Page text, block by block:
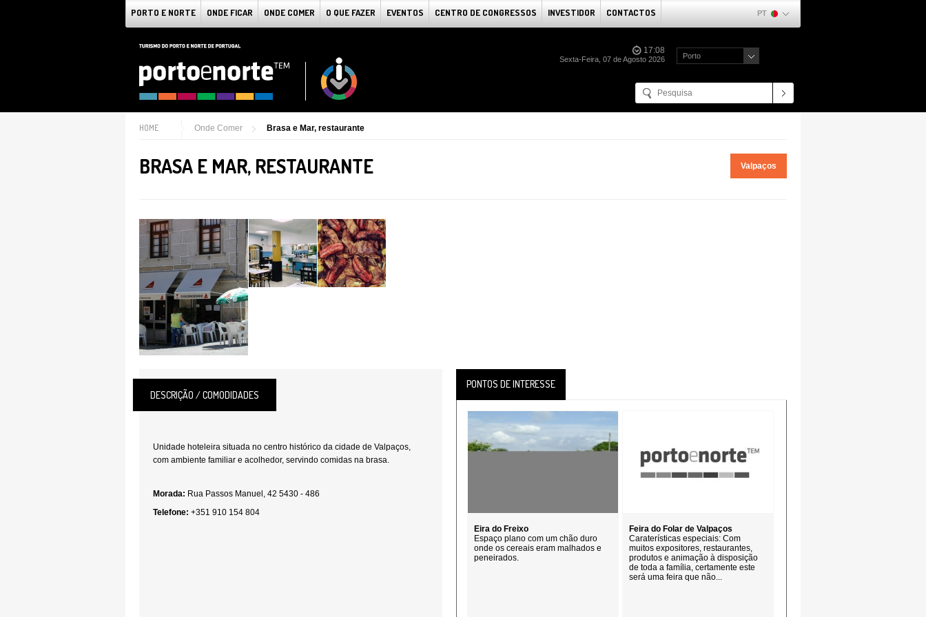
PORTO E NORTE ONDE FICAR ONDE COMER O QUE FAZER EVENTOS CENTRO DE CONGRESSOS INVESTIDOR CONTACTOS PT
17:08
Sexta-Feira, 07 de Agosto 2026 Porto
HOME Onde Comer Brasa e Mar, restaurante
BRASA E MAR, RESTAURANTE Valpaços
DESCRIÇÃO / COMODIDADES
Unidade hoteleira situada no centro histórico da cidade de Valpaços,
com ambiente familiar e acolhedor, servindo comidas na brasa.
Morada: Rua Passos Manuel, 42 5430 - 486
Telefone: +351 910 154 804
PONTOS DE INTERESSE
Eira do Freixo
Espaço plano com um chão duro
onde os cereais eram malhados e
peneirados.
Feira do Folar de Valpaços
Caraterísticas especiais: Com
muitos expositores, restaurantes,
produtos e animação à disposição
de toda a família, certamente este
será uma feira que não...